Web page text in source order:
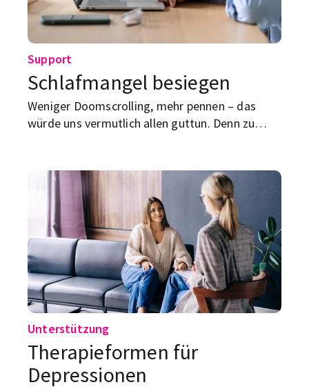
Support
Schlafmangel besiegen
Weniger Doomscrolling, mehr pennen – das
würde uns vermutlich allen guttun. Denn zu
Unterstützung
Therapieformen für
Depressionen